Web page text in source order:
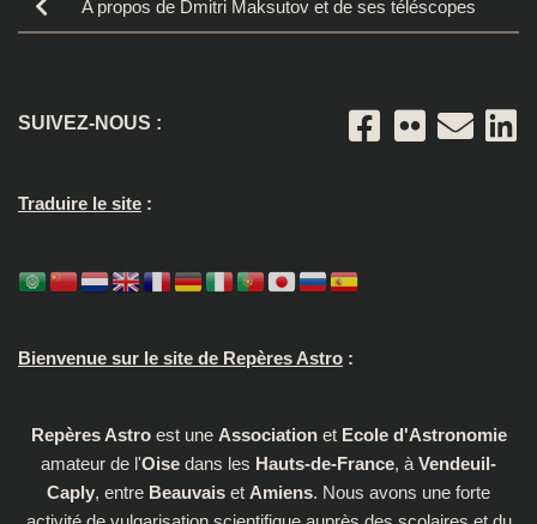
A propos de Dmitri Maksutov et de ses téléscopes
SUIVEZ-NOUS :
Traduire le site :
Bienvenue sur le site de Repères Astro :
Repères Astroest une Associationet Ecole d'Astronomie
amateur de l'Oise dans les Hauts-de-France, à Vendeuil-
Caply, entre Beauvais et Amiens. Nous avons une forte